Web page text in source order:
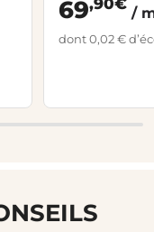
69,90€
/
dont 0,02 €